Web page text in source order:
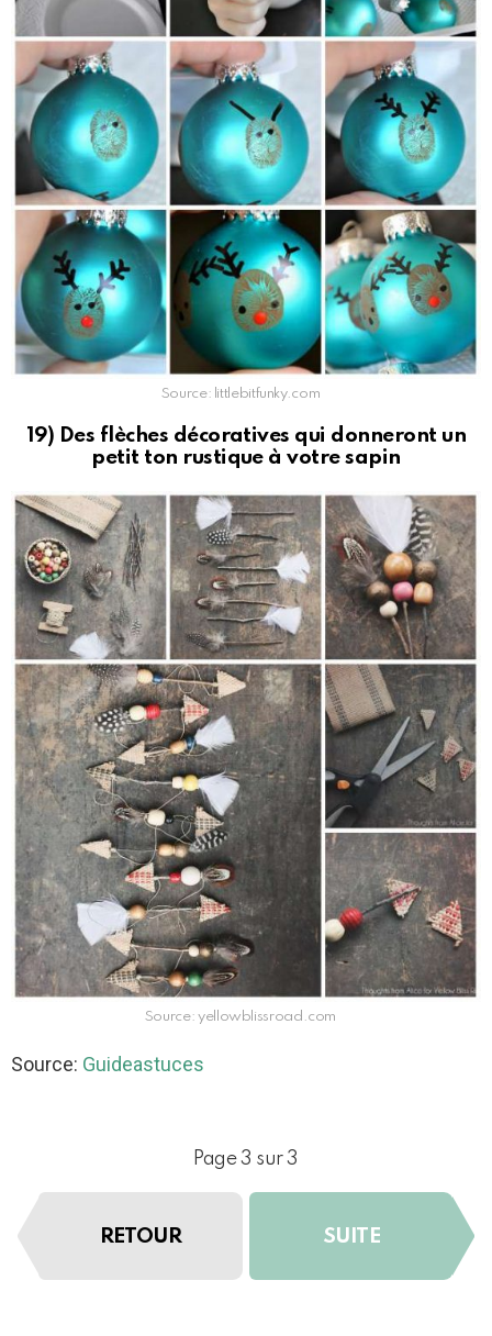
Source: littlebitfunky.com
19) Des flèches décoratives qui donneront un
petit ton rustique à votre sapin
Source: yellowblissroad.com
Source: Guideastuces
Page 3 sur 3
RETOUR SUITE